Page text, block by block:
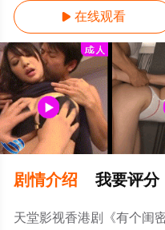
 在线观看
剧情介绍 我要评分
天堂影视香港剧《有个闺